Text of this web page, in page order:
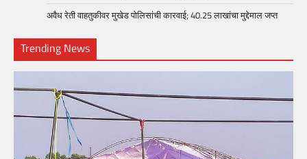
अवैध रेती वाहतुकीवर मुखेड पोलिसांची कारवाई; 40.25 लाखांचा मुद्देमाल जप्त
Trending News